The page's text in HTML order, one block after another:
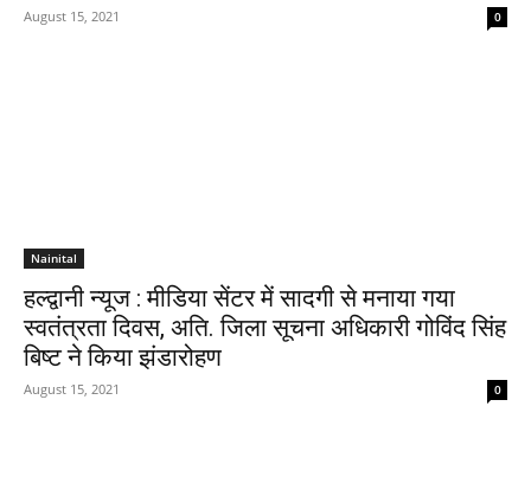
August 15, 2021 0
Nainital
हल्द्वानी न्यूज : मीडिया सेंटर में सादगी से मनाया गया
स्वतंत्रता दिवस, अति. जिला सूचना अधिकारी गोविंद सिंह
बिष्ट ने किया झंडारोहण
August 15, 2021 0